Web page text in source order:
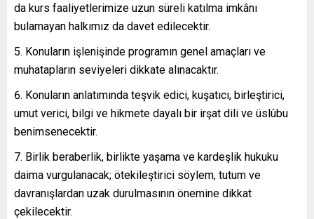
da kurs faaliyetlerimize uzun süreli katılma imkânı
bulamayan halkımız da davet edilecektir.
Konuların işlenişinde programın genel amaçları ve
muhatapların seviyeleri dikkate alınacaktır.
Konuların anlatımında teşvik edici, kuşatıcı, birleştirici,
umut verici, bilgi ve hikmete dayalı bir irşat dili ve üslûbu
benimsenecektir.
Birlik beraberlik, birlikte yaşama ve kardeşlik hukuku
daima vurgulanacak; ötekileştirici söylem, tutum ve
davranışlardan uzak durulmasının önemine dikkat
çekilecektir.